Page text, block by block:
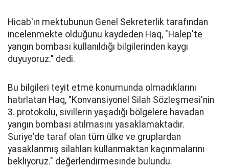
Hicab'ın mektubunun Genel Sekreterlik tarafından
incelenmekte olduğunu kaydeden Haq, "Halep'te
yangın bombası kullanıldığı bilgilerinden kaygı
duyuyoruz." dedi.
Bu bilgileri teyit etme konumunda olmadıklarını
hatırlatan Haq, "Konvansiyonel Silah Sözleşmesi'nin
3. protokolü, sivillerin yaşadığı bölgelere havadan
yangın bombası atılmasını yasaklamaktadır.
Suriye'de taraf olan tüm ülke ve gruplardan
yasaklanmış silahları kullanmaktan kaçınmalarını
bekliyoruz." değerlendirmesinde bulundu.